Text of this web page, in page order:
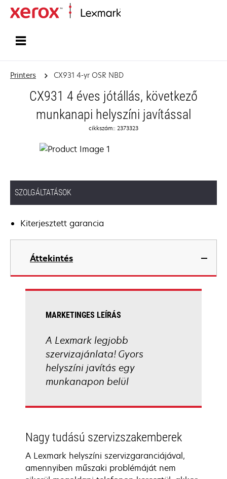
Printers CX931 4-yr OSR NBD
CX931 4 éves jótállás, következő
munkanapi helyszíni javítással
cikkszám:: 2373323
SZOLGÁLTATÁSOK
Kiterjesztett garancia
Áttekintés
MARKETINGES LEÍRÁS
A Lexmark legjobb
szervizajánlata! Gyors
helyszíni javítás egy
munkanapon belül
Nagy tudású szervizszakemberek
A Lexmark helyszíni szervizgaranciájával,
amennyiben műszaki problémáját nem